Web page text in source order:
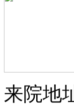
来院地